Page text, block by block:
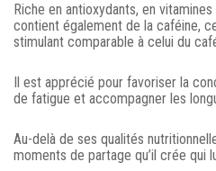
Riche en antioxydants, en
contient également de la caféine,
stimulant comparable à celui du
Il est apprécié pour favoriser la
de fatigue et accompagner les
Au-delà de ses qualités
moments de partage qu’il crée qui